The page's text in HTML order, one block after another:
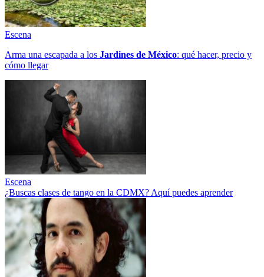
Escena
Arma una escapada a los Jardines de México: qué hacer, precio y
cómo llegar
Escena
¿Buscas clases de tango en la CDMX? Aquí puedes aprender